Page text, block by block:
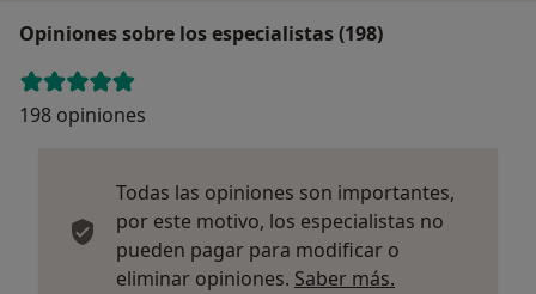
Opiniones sobre los especialistas (198)
198 opiniones
Todas las opiniones son importantes,
por este motivo, los especialistas no
pueden pagar para modificar o
eliminar opiniones. Saber más.